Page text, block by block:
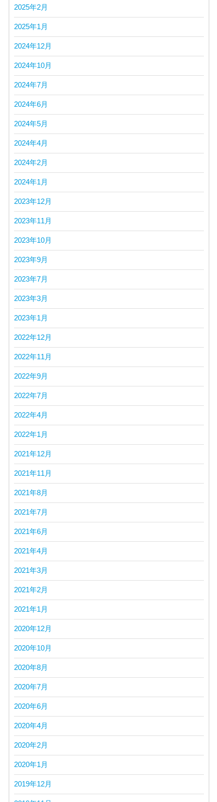
2025年2月
2025年1月
2024年12月
2024年10月
2024年7月
2024年6月
2024年5月
2024年4月
2024年2月
2024年1月
2023年12月
2023年11月
2023年10月
2023年9月
2023年7月
2023年3月
2023年1月
2022年12月
2022年11月
2022年9月
2022年7月
2022年4月
2022年1月
2021年12月
2021年11月
2021年8月
2021年7月
2021年6月
2021年4月
2021年3月
2021年2月
2021年1月
2020年12月
2020年10月
2020年8月
2020年7月
2020年6月
2020年4月
2020年2月
2020年1月
2019年12月